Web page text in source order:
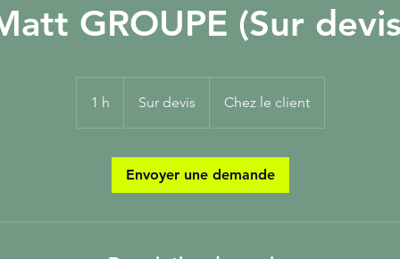
GROUPE (Sur
1 h Sur devis Chez le client
Envoyer une demande